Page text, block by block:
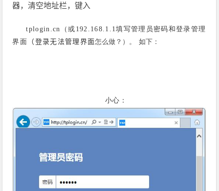
器，清空地址栏，键入
tplogin.cn （或 192.168.1.1填写管理员密码和登录管理
界面 （ 登录无法管理界面怎么做 ？ ）。 如下：
小心：